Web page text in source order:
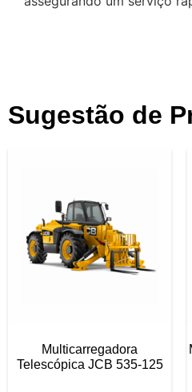
Sugestão de
Multicarregadora
Telescópica JCB 535-125